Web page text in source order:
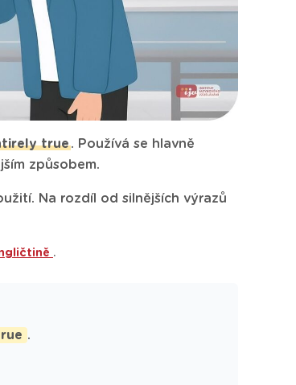
true. Používá se hlavně
způsobem.
Na rozdíl od silnějších výrazů
.
.